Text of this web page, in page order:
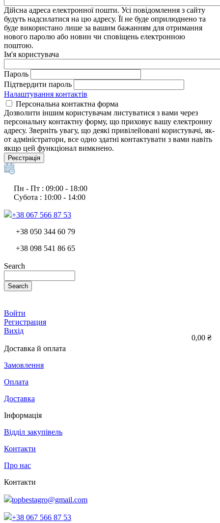
Дійсна адреса електронної пошти. Усі повідомлення з сайту
будуть надсилатися на цю адресу. Її не буде оприлюднено та
буде використано лише за вашим бажанням для отримання
нового паролю або новин чи сповіщень електронною
поштою.
Ім'я користувача
Пароль
Підтвердити пароль
Налаштування контактів
Персональна контактна форма
Дозволити іншим користувачам листуватися з вами через
персональну контактну форму, що приховує вашу електронну
адресу. Зверніть увагу, що деякі привілейовані користувачі, як-
от адміністратори, все одно здатні контактувати з вами навіть
якщо цей функціонал вимкнено.
Реєстрація
Пн - Пт : 09:00 - 18:00
Субота : 10:00 - 14:00
+38 067 566 87 53
+38 050 344 60 79
+38 098 541 86 65
Search
Search
0,00 ₴
Войти
Регистрация
Вихід
Доставка й оплата
Замовлення
Оплата
Доставка
Інформація
Відділ закупівель
Контакти
Про нас
Контакти
topbestagro@gmail.com
+38 067 566 87 53